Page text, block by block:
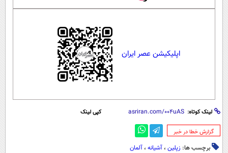
اپلیکیشن عصر ایران
لینک کوتاه: کپی لینک
‌گزارش خطا در خبر
برچسب ها: زپلین ، آشیانه ، آلمان